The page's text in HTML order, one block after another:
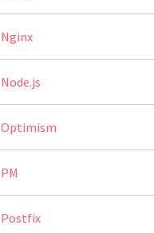
Nginx
Node.js
Optimism
PM
Postfix